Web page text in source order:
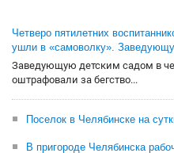
Четверо пятилетних
ушли в «самоволку».
Заведующую детским садом в
оштрафовали за бегство...
Поселок в Челябинске на
В пригороде Челябинска